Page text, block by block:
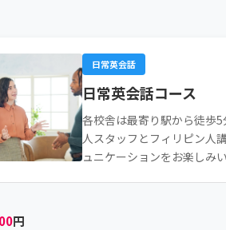
日常英会話
日常英会話コース
各校舎は最寄り駅から徒歩
人スタッフとフィリピン人
ュニケーションをお楽しみ
円